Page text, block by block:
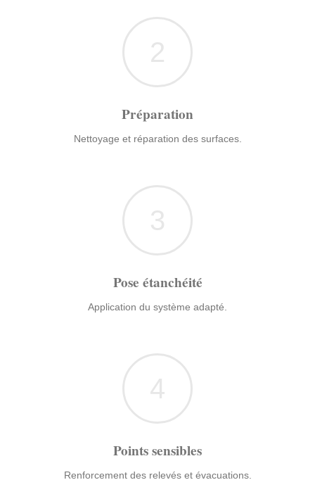
2
Préparation
Nettoyage et réparation des surfaces.
3
Pose étanchéité
Application du système adapté.
4
Points sensibles
Renforcement des relevés et évacuations.